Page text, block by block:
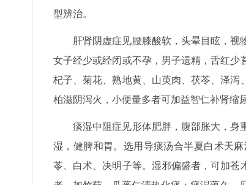
型辨治。
肝肾阴虚症见腰膝酸软，头晕目眩，视
女子经少或经闭或不孕，男子遗精，舌红
杞子、菊花、熟地黄、山萸肉、茯苓、泽
柏滋阴泻火，小便量多者可加益智仁补肾缩
痰湿中阻症见形体肥胖，腹部胀大，身
湿，健脾和胃。选用导痰汤合半夏白术天
苓、白术、决明子等。湿邪偏盛者，可加